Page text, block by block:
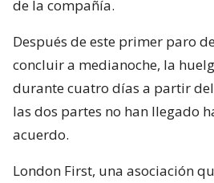
de la compañía.
Después de este primer paro
concluir a medianoche, la
durante cuatro días a partir
las dos partes no han llegado
acuerdo.
London First, una asociación